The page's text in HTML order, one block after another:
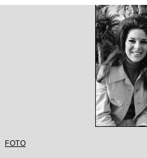
FOTO